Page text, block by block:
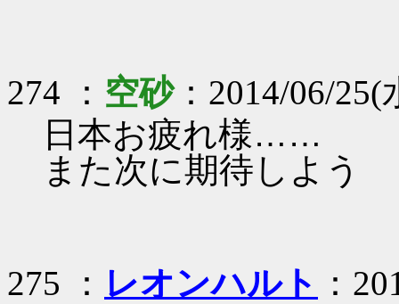
274 ： 空砂：2014/06/25(
日本お疲れ様……
また次に期待しよう
275 ： レオンハルト ：